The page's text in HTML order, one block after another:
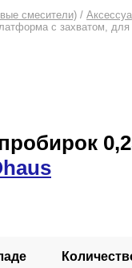
смесители) /
с захватом,